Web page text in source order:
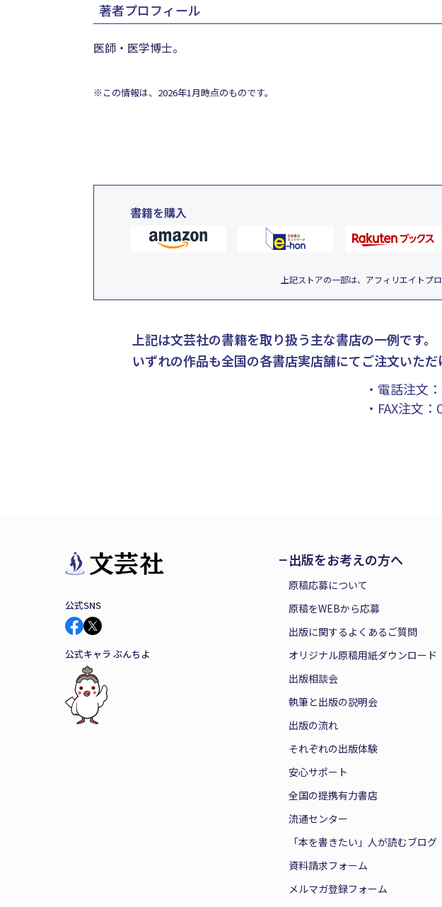
著者プロフィール
医師・医学博士。
※この情報は、2026年1月時点のものです。
書籍を購入
上記ストアの一部は、アフィリエイトプ
上記は文芸社の書籍を取り扱う主な書店の一例です。
いずれの作品も全国の各書店実店舗にてご注文いた
・電話注文：
・FAX注文：
公式SNS
公式キャラ ぶんちよ
出版をお考えの方へ
原稿応募について
原稿をWEBから応募
出版に関するよくあるご質問
オリジナル原稿用紙ダウンロード
出版相談会
執筆と出版の説明会
出版の流れ
それぞれの出版体験
安心サポート
全国の提携有力書店
流通センター
「本を書きたい」人が読むブログ
資料請求フォーム
メルマガ登録フォーム